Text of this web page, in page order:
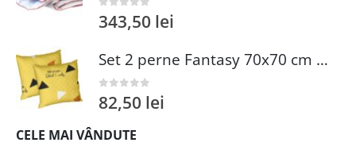
0 out of 5
343,50 lei
Set 2 perne Fantasy 70x70 cm microfibra matlasata cu umplutura sintetica pentru dormit confortabil
0 out of 5
82,50 lei
CELE MAI VÂNDUTE